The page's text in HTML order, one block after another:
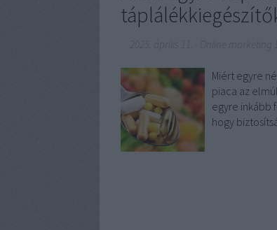
Miért egyre
piaca az
egyre inkább
hogy